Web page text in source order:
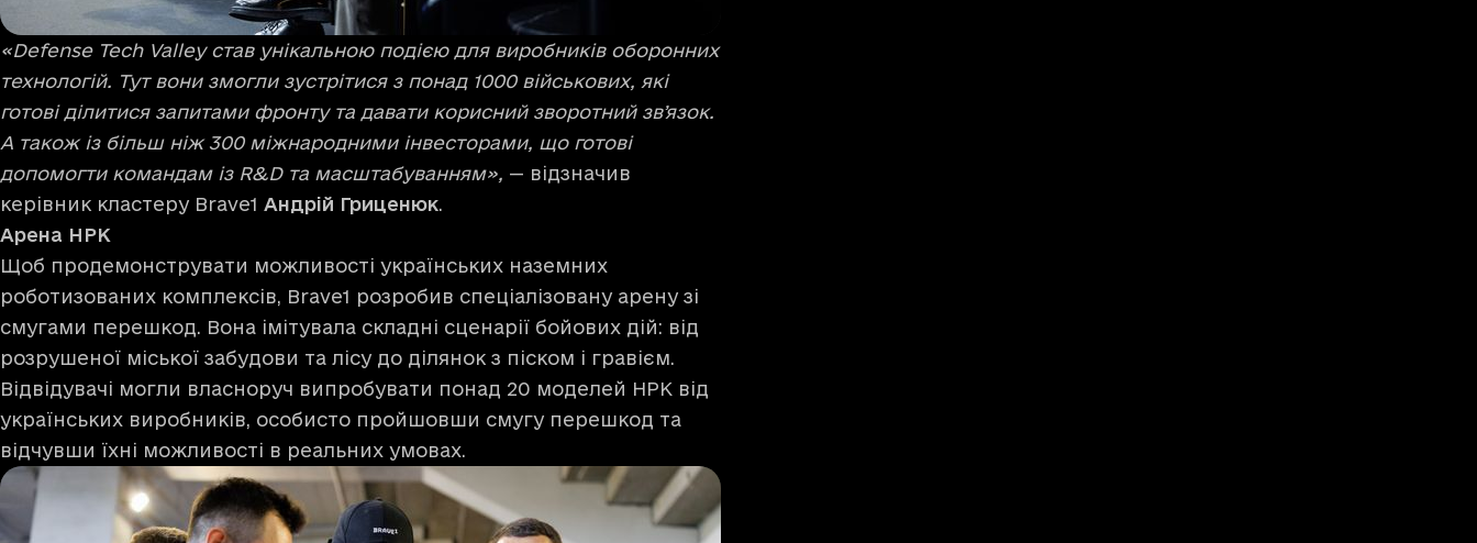
«Defense Tech Valley став унікальною подією для виробників оборонних
технологій. Тут вони змогли зустрітися з понад 1000 військових, які
готові ділитися запитами фронту та давати корисний зворотний звʼязок.
А також із більш ніж 300 міжнародними інвесторами, що готові
допомогти командам із R&D та масштабуванням», — відзначив
керівник кластеру Brave1 Андрій Гриценюк.
Арена НРК
Щоб продемонструвати можливості українських наземних
роботизованих комплексів, Brave1 розробив спеціалізовану арену зі
смугами перешкод. Вона імітувала складні сценарії бойових дій: від
розрушеної міської забудови та лісу до ділянок з піском і гравієм.
Відвідувачі могли власноруч випробувати понад 20 моделей НРК від
українських виробників, особисто пройшовши смугу перешкод та
відчувши їхні можливості в реальних умовах.